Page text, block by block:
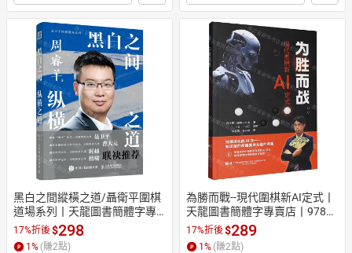
黑白之間縱橫之道/聶衛平圍棋
道場系列丨天龍圖書簡體字專
賣店丨9787115662637 (tl260
8)
17%折後$298
1% (賺2點)
為勝而戰--現代圍棋新AI定式丨
天龍圖書簡體字專賣店丨97875
59143228 (tl2607)
17%折後$289
1% (賺2點)